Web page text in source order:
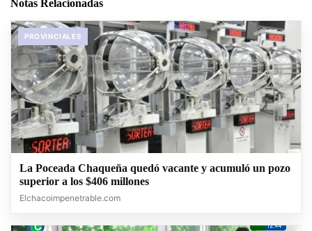
Notas Relacionadas
PROVINCIALES
La Poceada Chaqueña quedó vacante y acumuló un pozo
superior a los $406 millones
Elchacoimpenetrable.com